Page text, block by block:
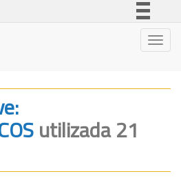
Canais
utilizada 21